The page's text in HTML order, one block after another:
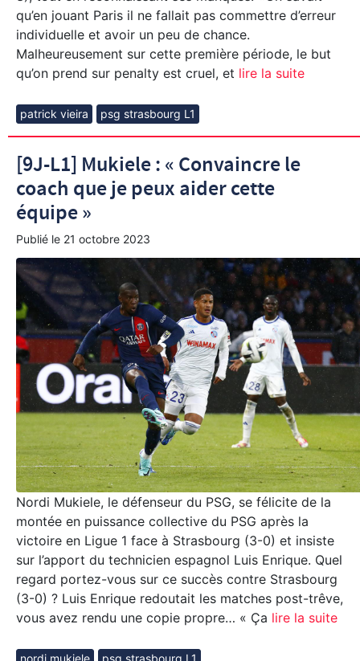
qu’en jouant Paris il ne fallait pas commettre d’erreur
individuelle et avoir un peu de chance.
Malheureusement sur cette première période, le but
qu’on prend sur penalty est cruel, et lire la suite
patrick vieira psg strasbourg L1
[9J-L1] Mukiele : « Convaincre le
coach que je peux aider cette
équipe »
Publié le 21 octobre 2023
Nordi Mukiele, le défenseur du PSG, se félicite de la
montée en puissance collective du PSG après la
victoire en Ligue 1 face à Strasbourg (3-0) et insiste
sur l’apport du technicien espagnol Luis Enrique. Quel
regard portez-vous sur ce succès contre Strasbourg
(3-0) ? Luis Enrique redoutait les matches post-trêve,
vous avez rendu une copie propre… « Ça lire la suite
nordi mukiele psg strasbourg L1